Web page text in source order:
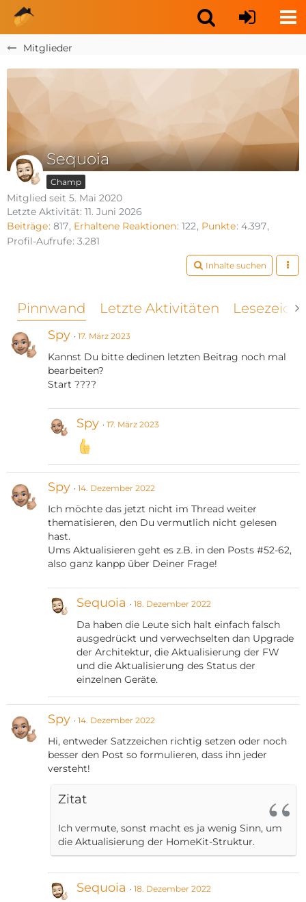
Mitglieder
Sequoia
Champ
Mitglied seit 5. Mai 2020
Letzte Aktivität: 11. Juni 2026
Beiträge 817 Erhaltene Reaktionen 122 Punkte 4.397
Profil-Aufrufe 3.281
Inhalte suchen
Pinnwand Letzte Aktivitäten
Spy 17. März 2023
Kannst Du bitte dedinen letzten Beitrag noch mal
bearbeiten?
Start ????
Spy 17. März 2023
Spy 14. Dezember 2022
Ich möchte das jetzt nicht im Thread weiter
thematisieren, den Du vermutlich nicht gelesen
hast.
Ums Aktualisieren geht es z.B. in den Posts #52-62,
also ganz kanpp über Deiner Frage!
Sequoia 18. Dezember 2022
Da haben die Leute sich halt einfach falsch
ausgedrückt und verwechselten dan Upgrade
der Architektur, die Aktualisierung der FW
und die Aktualisierung des Status der
einzelnen Geräte.
Spy 14. Dezember 2022
Hi, entweder Satzzeichen richtig setzen oder noch
besser den Post so formulieren, dass ihn jeder
versteht!
Zitat
Ich vermute, sonst macht es ja wenig Sinn, um
die Aktualisierung der HomeKit-Struktur.
Sequoia 18. Dezember 2022